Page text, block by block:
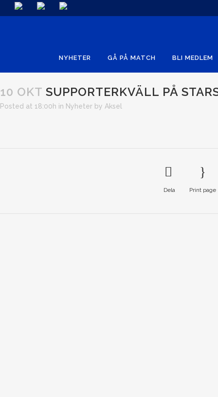
NYHETER GÅ PÅ MATCH BLI MEDLEM
10 OKT SUPPORTERKVÄLL PÅ
Posted at 18:00h in Nyheter by Aksel
Dela Print page